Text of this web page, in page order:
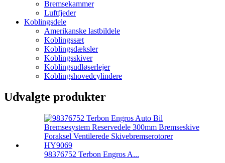
Bremsekammer
Luftfjeder
Koblingsdele
Amerikanske lastbildele
Koblingssæt
Koblingsdæksler
Koblingsskiver
Koblingsudløserlejer
Koblingshovedcylindere
Udvalgte produkter
98376752 Terbon Engros A...